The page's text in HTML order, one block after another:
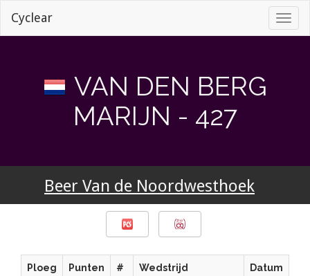
Cyclear
VAN DEN BERG
MARIJN - 427
Beer Van de Noordwesthoek
Ploeg Punten # Wedstrijd Datum